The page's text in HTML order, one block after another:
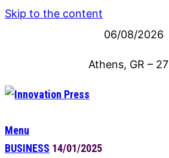
Skip to the content
06/08/2026
Athens, GR – 27
Menu
BUSINESS 14/01/2025